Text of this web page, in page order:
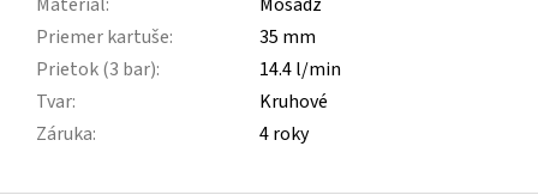
Priemer kartuše:
35 mm
Prietok (3 bar):
14.4 l/min
Tvar:
Kruhové
Záruka: 4 roky